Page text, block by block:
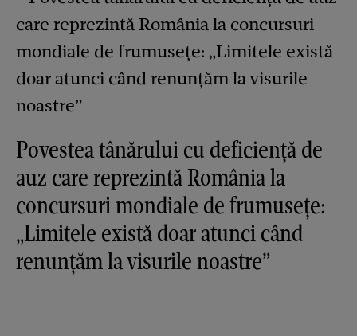
Povestea tânărului cu deficiență de
auz care reprezintă România la
concursuri mondiale de frumusețe:
„Limitele există doar atunci când
renunțăm la visurile noastre”